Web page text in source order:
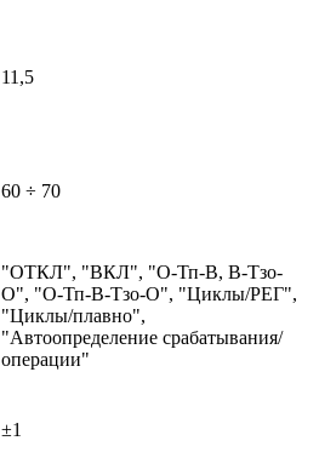
11,5
60 ÷ 70
"ОТКЛ", "ВКЛ", "О-Тп-В, В-Тзо-
О", "О-Тп-В-Тзо-О", "Циклы/РЕГ",
"Циклы/плавно",
"Автоопределение срабатывания/
операции"
±1